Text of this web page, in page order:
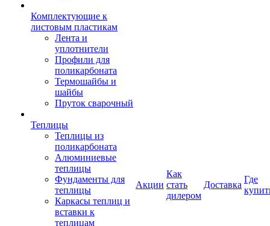
Комплектующие к
листовым пластикам
Лента и
уплотнители
Профили для
поликарбоната
Термошайбы и
шайбы
Пруток сварочный
Теплицы
Теплицы из
поликарбоната
Алюминиевые
теплицы
Фундаменты для
теплицы
Каркасы теплиц и
вставки к
теплицам
Акции
Как
стать
дилером
Доставка
Где